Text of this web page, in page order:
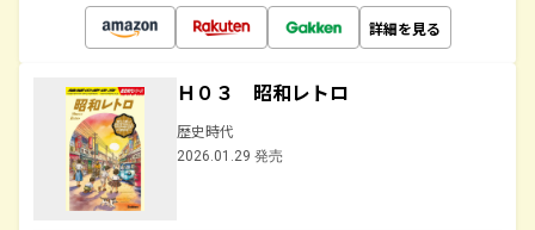
詳細を見る
Ｈ０３ 昭和レトロ
歴史時代
2026.01.29 発売